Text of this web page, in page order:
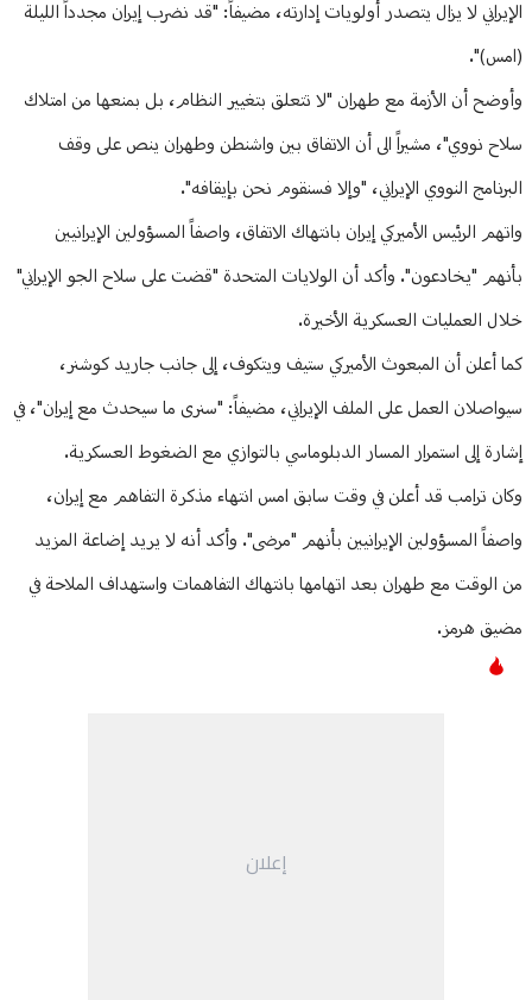
الإيراني لا يزال يتصدر أولويات إدارته، مضيفاً: "قد نضرب إيران مجدداً الليلة
(امس)".
وأوضح أن الأزمة مع طهران "لا تتعلق بتغيير النظام، بل بمنعها من امتلاك
سلاح نووي"، مشيراً الى أن الاتفاق بين واشنطن وطهران ينص على وقف
البرنامج النووي الإيراني، "وإلا فسنقوم نحن بإيقافه".
واتهم الرئيس الأميركي إيران بانتهاك الاتفاق، واصفاً المسؤولين الإيرانيين
بأنهم "يخادعون". وأكد أن الولايات المتحدة "قضت على سلاح الجو الإيراني"
خلال العمليات العسكرية الأخيرة.
كما أعلن أن المبعوث الأميركي ستيف ويتكوف، إلى جانب جاريد كوشنر،
سيواصلان العمل على الملف الإيراني، مضيفاً: "سنرى ما سيحدث مع إيران"، في
إشارة إلى استمرار المسار الدبلوماسي بالتوازي مع الضغوط العسكرية.
وكان ترامب قد أعلن في وقت سابق امس انتهاء مذكرة التفاهم مع إيران،
واصفاً المسؤولين الإيرانيين بأنهم "مرضى". وأكد أنه لا يريد إضاعة المزيد
من الوقت مع طهران بعد اتهامها بانتهاك التفاهمات واستهداف الملاحة في
مضيق هرمز.
إعلان